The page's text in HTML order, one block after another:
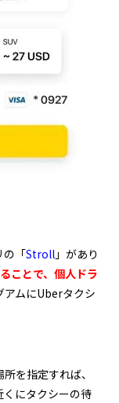
の「Stroll 」があり
ことで、個人ドラ
アムにUberタクシ
を指定すれば、
にタクシーの待